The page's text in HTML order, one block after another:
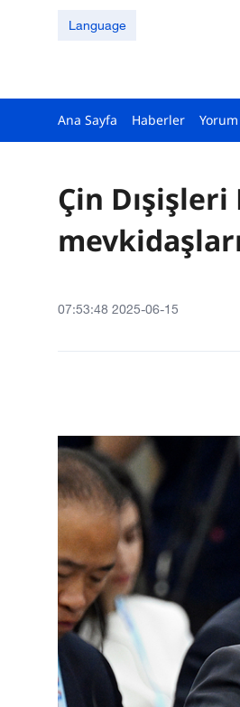
Language
Ana Sayfa Haberler Yorum
Çin
07:53:48 2025-06-15